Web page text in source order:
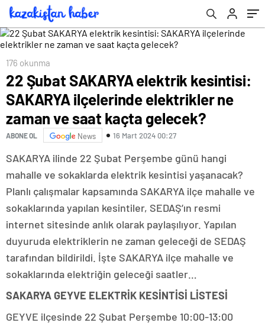
saat kaçta gelecek?
176 okunma
22 Şubat SAKARYA elektrik kesintisi:
SAKARYA ilçelerinde elektrikler ne
zaman ve saat kaçta gelecek?
ABONE OL News 16 Mart 2024 00:27
SAKARYA ilinde 22 Şubat Perşembe günü hangi
mahalle ve sokaklarda elektrik kesintisi yaşanacak?
Planlı çalışmalar kapsamında SAKARYA ilçe mahalle ve
sokaklarında yapılan kesintiler, SEDAŞ’ın resmi
internet sitesinde anlık olarak paylaşılıyor. Yapılan
duyuruda elektriklerin ne zaman geleceği de SEDAŞ
tarafından bildirildi. İşte SAKARYA ilçe mahalle ve
sokaklarında elektriğin geleceği saatler…
SAKARYA GEYVE ELEKTRİK KESİNTİSİ LİSTESİ
GEYVE ilçesinde 22 Şubat Perşembe 10:00-13:00